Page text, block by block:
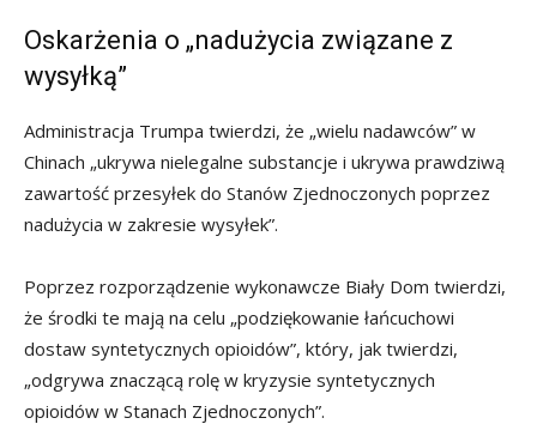
Oskarżenia o „nadużycia związane z
wysyłką”
Administracja Trumpa twierdzi, że „wielu nadawców” w
Chinach „ukrywa nielegalne substancje i ukrywa prawdziwą
zawartość przesyłek do Stanów Zjednoczonych poprzez
nadużycia w zakresie wysyłek”.
Poprzez rozporządzenie wykonawcze Biały Dom twierdzi,
że środki te mają na celu „podziękowanie łańcuchowi
dostaw syntetycznych opioidów”, który, jak twierdzi,
„odgrywa znaczącą rolę w kryzysie syntetycznych
opioidów w Stanach Zjednoczonych”.